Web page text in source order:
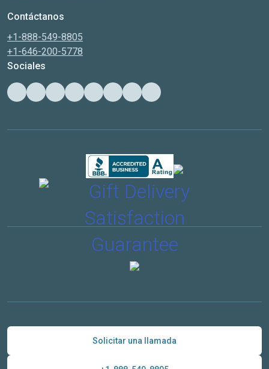
Contáctanos
+1-888-549-8805
+1-646-200-5778
Sociales
Solicitar una llamada